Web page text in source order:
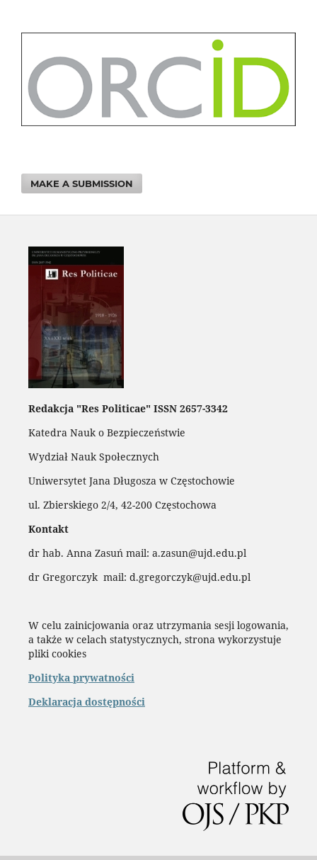
MAKE A SUBMISSION
Redakcja "Res Politicae" ISSN 2657-3342
Katedra Nauk o Bezpieczeństwie
Wydział Nauk Społecznych
Uniwersytet Jana Długosza w Częstochowie
ul. Zbierskiego 2/4, 42-200 Częstochowa
Kontakt
dr hab. Anna Zasuń mail: a.zasun@ujd.edu.pl
dr Gregorczyk mail: d.gregorczyk@ujd.edu.pl
W celu zainicjowania oraz utrzymania sesji logowania,
a także w celach statystycznych, strona wykorzystuje
pliki cookies
Polityka prywatności
Deklaracja dostępności